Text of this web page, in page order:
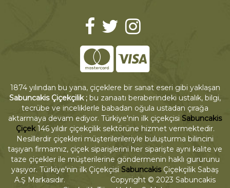
1874 yılından bu yana, çiçeklere bir sanat eseri gibi yaklaşan
Sabuncakis Çiçekçilik ; bu zanaatı beraberindeki ustalık, bilgi,
tecrübe ve inceliklerle babadan oğula ustadan çırağa
aktarmaya devam ediyor. Türkiye'nin ilk çiçekçisi Sabuncakis
Çiçek146 yıldır çiçekçilik sektörüne hizmet vermektedir.
Nesillerdir çiçekleri müşterilerileriyle buluşturma bilincini
taşıyan firmamız, çiçek siparişlerini her siparişte aynı kalite ve
taze çiçekler ile müşterilerine göndermenin haklı gururunu
yaşıyor. Türkiye'nin ilk Çiçekçisi SabuncakisÇiçekçilik Sabaş
A.Ş Markasıdır. Copyright © 2023 Sabuncakis